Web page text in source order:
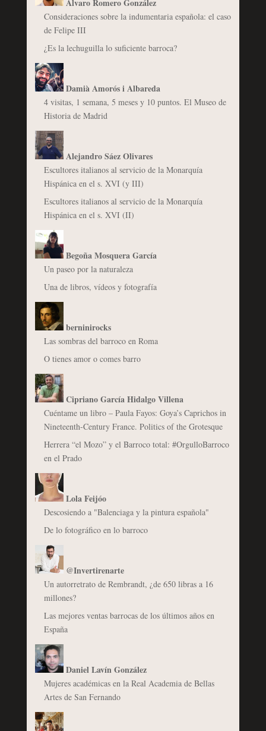
Consideraciones sobre la indumentaria española: el caso
de Felipe III
¿Es la lechuguilla lo suficiente barroca?
Damià Amorós i Albareda
4 visitas, 1 semana, 5 meses y 10 puntos. El Museo de
Historia de Madrid
Alejandro Sáez Olivares
Escultores italianos al servicio de la Monarquía
Hispánica en el s. XVI (y III)
Escultores italianos al servicio de la Monarquía
Hispánica en el s. XVI (II)
Begoña Mosquera García
Un paseo por la naturaleza
Una de libros, vídeos y fotografía
berninirocks
Las sombras del barroco en Roma
O tienes amor o comes barro
Cipriano García Hidalgo Villena
Cuéntame un libro – Paula Fayos: Goya’s Caprichos in
Nineteenth-Century France. Politics of the Grotesque
Herrera “el Mozo” y el Barroco total: #OrgulloBarroco
en el Prado
Lola Feijóo
Descosiendo a "Balenciaga y la pintura española"
De lo fotográfico en lo barroco
@Invertirenarte
Un autorretrato de Rembrandt, ¿de 650 libras a 16
millones?
Las mejores ventas barrocas de los últimos años en
España
Daniel Lavín González
Mujeres académicas en la Real Academia de Bellas
Artes de San Fernando